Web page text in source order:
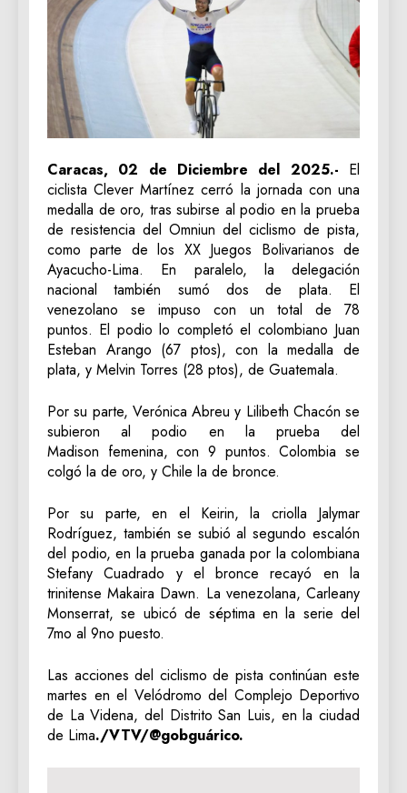
Caracas, 02 de Diciembre del 2025.- El
ciclista Clever Martínez cerró la jornada con una
medalla de oro, tras subirse al podio en la prueba
de resistencia del Omniun del ciclismo de pista,
como parte de los XX Juegos Bolivarianos de
Ayacucho-Lima. En paralelo, la delegación
nacional también sumó dos de plata. El
venezolano se impuso con un total de 78
puntos. El podio lo completó el colombiano Juan
Esteban Arango (67 ptos), con la medalla de
plata, y Melvin Torres (28 ptos), de Guatemala.
Por su parte, Verónica Abreu y Lilibeth Chacón se
subieron al podio en la prueba del
Madison femenina, con 9 puntos. Colombia se
colgó la de oro, y Chile la de bronce.
Por su parte, en el Keirin, la criolla Jalymar
Rodríguez, también se subió al segundo escalón
del podio, en la prueba ganada por la colombiana
Stefany Cuadrado y el bronce recayó en la
trinitense Makaira Dawn. La venezolana, Carleany
Monserrat, se ubicó de séptima en la serie del
7mo al 9no puesto.
Las acciones del ciclismo de pista continúan este
martes en el Velódromo del Complejo Deportivo
de La Videna, del Distrito San Luis, en la ciudad
de Lima./VTV/@gobguárico.